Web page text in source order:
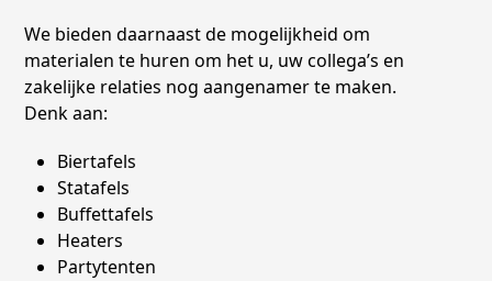
We bieden daarnaast de mogelijkheid om
materialen te huren om het u, uw collega’s en
zakelijke relaties nog aangenamer te maken.
Denk aan:
Biertafels
Statafels
Buffettafels
Heaters
Partytenten